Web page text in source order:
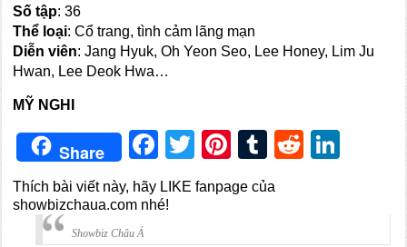
Số tập: 36
Thể loại: Cổ trang, tình cảm lãng mạn
Diễn viên: Jang Hyuk, Oh Yeon Seo, Lee Honey, Lim Ju
Hwan, Lee Deok Hwa…
MỸ NGHI
Share Facebook
TwitterPinterest
TumblrReddit
Thích bài viết này, hãy LIKE fanpage của
showbizchaua.com nhé!
Showbiz Châu Á